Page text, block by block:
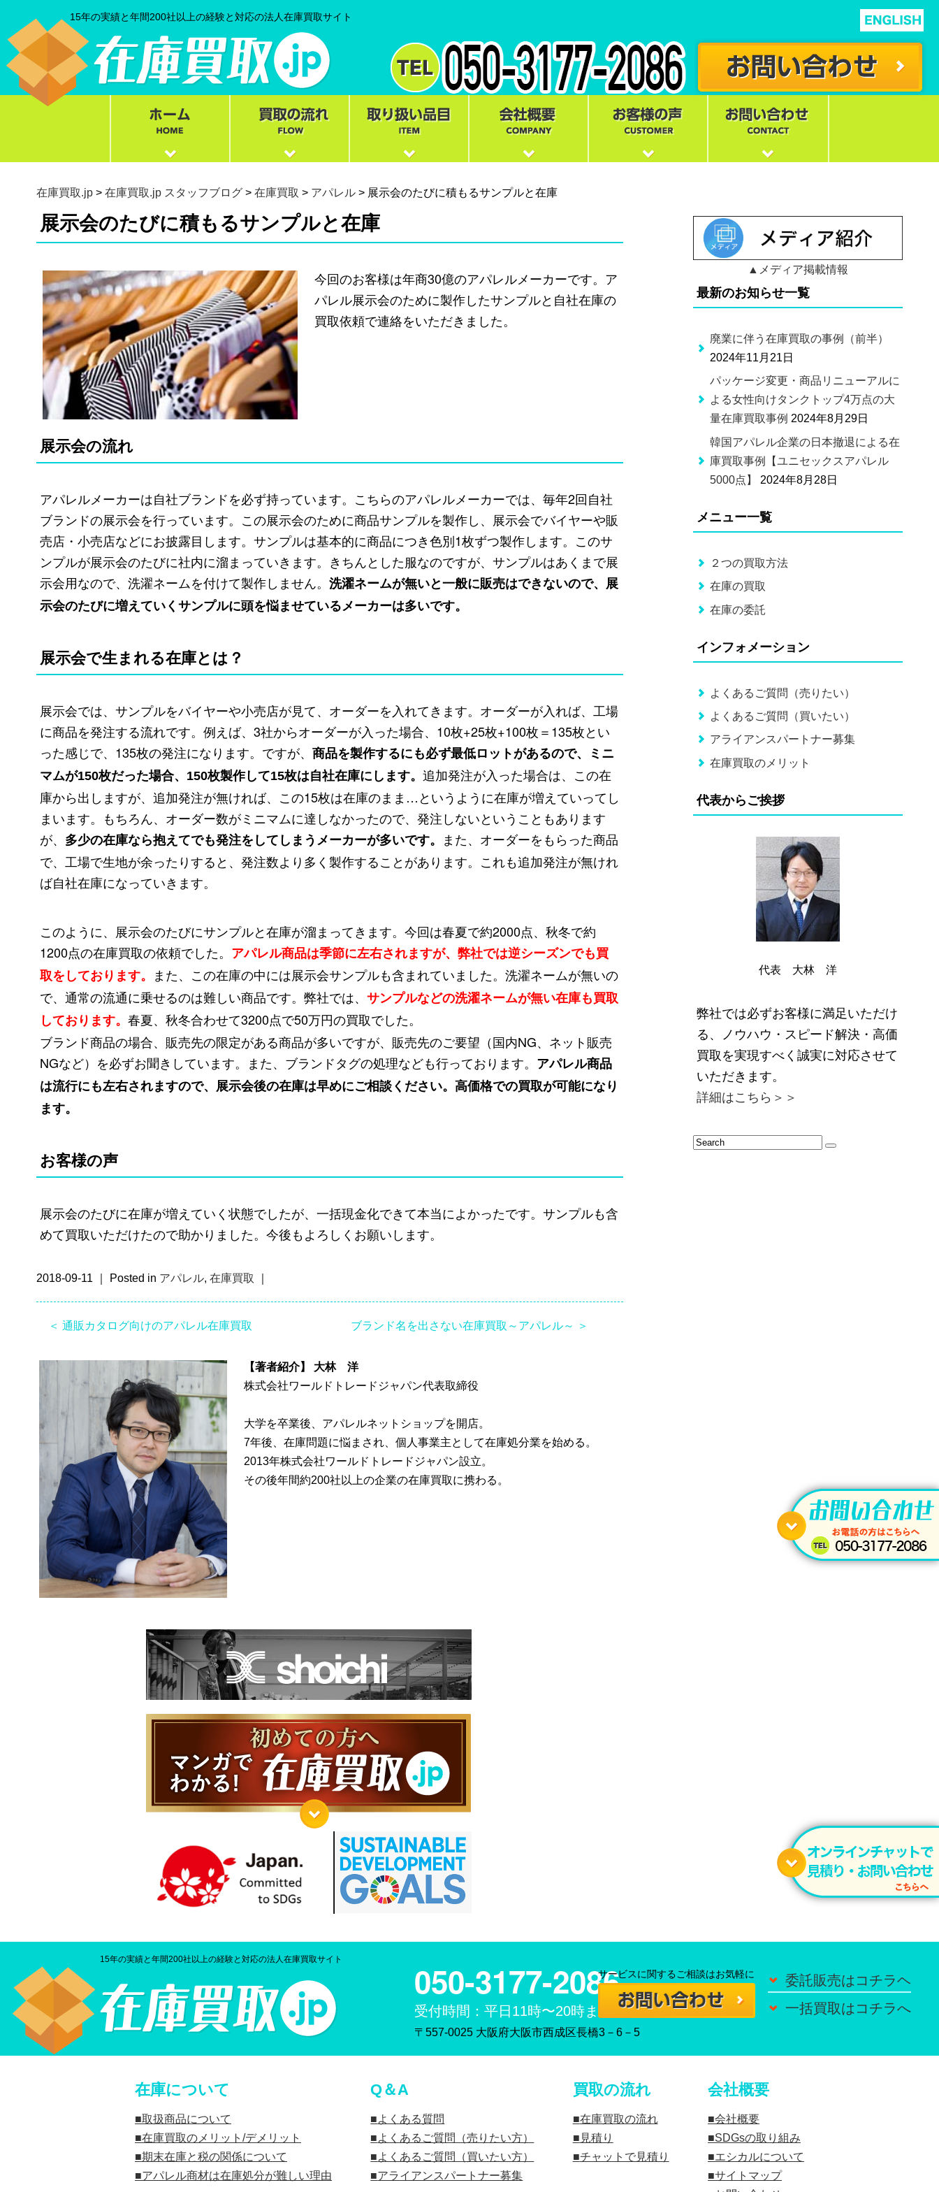
15年の実績と年間200社以上の経験と対応の法人在庫買取サイト
在庫買取.jp > 在庫買取.jp スタッフブログ > 在庫買取 > アパレル > 展示会のたびに積もるサンプルと在庫
展示会のたびに積もるサンプルと在庫
今回のお客様は年商30億のアパレルメーカーです。ア
パレル展示会のために製作したサンプルと自社在庫の
買取依頼で連絡をいただきました。
展示会の流れ
アパレルメーカーは自社ブランドを必ず持っています。こちらのアパレルメーカーでは、毎年2回自社
ブランドの展示会を行っています。この展示会のために商品サンプルを製作し、展示会でバイヤーや販
売店・小売店などにお披露目します。サンプルは基本的に商品につき色別1枚ずつ製作します。このサ
ンプルが展示会のたびに社内に溜まっていきます。きちんとした服なのですが、サンプルはあくまで展
示会用なので、洗濯ネームを付けて製作しません。 洗濯ネームが無いと一般に販売はできないので、展
示会のたびに増えていくサンプルに頭を悩ませているメーカーは多いです。
展示会で生まれる在庫とは？
展示会では、サンプルをバイヤーや小売店が見て、オーダーを入れてきます。オーダーが入れば、工場
に商品を発注する流れです。例えば、3社からオーダーが入った場合、10枚+25枚+100枚＝135枚とい
った感じで、135枚の発注になります。ですが、
商品を製作するにも必ず最低ロットがあるので、ミニ
マムが150枚だった場合、150枚製作して15枚は自社在庫にします。 追加発注が入った場合は、この在
庫から出しますが、追加発注が無ければ、この15枚は在庫のまま…というように在庫が増えていってし
まいます。もちろん、オーダー数がミニマムに達しなかったので、発注しないということもあります
が、
多少の在庫なら抱えてでも発注をしてしまうメーカーが多いです。
また、オーダーをもらった商品
で、工場で生地が余ったりすると、発注数より多く製作することがあります。これも追加発注が無けれ
ば自社在庫になっていきます。
このように、展示会のたびにサンプルと在庫が溜まってきます。今回は春夏で約2000点、秋冬で約
1200点の在庫買取の依頼でした。
アパレル商品は季節に左右されますが、弊社では逆シーズンでも買
取をしております。
また、この在庫の中には展示会サンプルも含まれていました。洗濯ネームが無いの
で、通常の流通に乗せるのは難しい商品です。弊社では、
サンプルなどの洗濯ネームが無い在庫も買取
しております。 春夏、秋冬合わせて3200点で50万円の買取でした。
ブランド商品の場合、販売先の限定がある商品が多いですが、販売先のご要望（国内NG、ネット販売
NGなど）を必ずお聞きしています。また、ブランドタグの処理なども行っております。
アパレル商品
は流行にも左右されますので、展示会後の在庫は早めにご相談ください。高価格での買取が可能になり
ます。
お客様の声
展示会のたびに在庫が増えていく状態でしたが、一括現金化できて本当によかったです。サンプルも含
めて買取いただけたので助かりました。今後もよろしくお願いします。
2018-09-11 ｜ Posted in アパレル, 在庫買取
＜ 通販カタログ向けのアパレル在庫買取 ブランド名を出さない在庫買取～アパレル～ ＞
【著者紹介】
大林 洋
株式会社ワールドトレードジャパン代表取締役
大学を卒業後、アパレルネットショップを開店。
7年後、在庫問題に悩まされ、個人事業主として在庫処分業を始める。
2013年株式会社ワールドトレードジャパン設立。
その後年間約200社以上の企業の在庫買取に携わる。
▲メディア掲載情報
最新のお知らせ一覧
廃業に伴う在庫買取の事例（前半）
2024年11月21日
パッケージ変更・商品リニューアルに
よる女性向けタンクトップ4万点の大
量在庫買取事例 2024年8月29日
韓国アパレル企業の日本撤退による在
庫買取事例【ユニセックスアパレル
5000点】
2024年8月28日
メニュー一覧
２つの買取方法
在庫の買取
在庫の委託
インフォメーション
よくあるご質問（売りたい）
よくあるご質問（買いたい）
アライアンスパートナー募集
在庫買取のメリット
代表からご挨拶
代表 大林 洋
弊社では必ずお客様に満足いただけ
る、ノウハウ・スピード解決・高価
買取を実現すべく誠実に対応させて
いただきます。
詳細はこちら＞＞
15年の実績と年間200社以上の経験と対応の法人在庫買取サイト 050-3177-2086
受付時間：平日11時〜20時まで
〒557-0025 大阪府大阪市西成区長橋3－6－5
サービスに関するご相談はお気軽に
委託販売はコチラヘ
一括買取はコチラへ
在庫について
取扱商品について
在庫買取のメリット/デメリット
期末在庫と税の関係について
アパレル商材は在庫処分が難しい理由
Q＆A
よくある質問
よくあるご質問（売りたい方）
よくあるご質問（買いたい方）
アライアンスパートナー募集
買取の流れ
在庫買取の流れ
見積り
チャットで見積り
会社概要
会社概要
SDGsの取り組み
エシカルについて
サイトマップ